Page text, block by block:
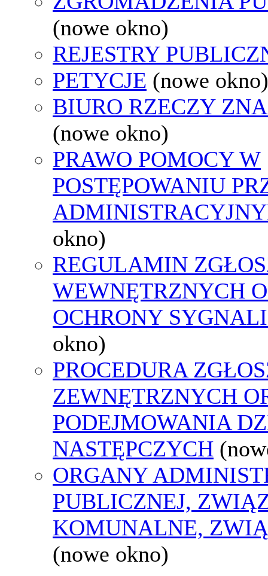
(nowe okno)
REJESTRY
PETYCJE (nowe okno)
BIURO RZECZY
(nowe okno)
PRAWO POMOCY W
POSTĘPOWANIU
okno)
REGULAMIN
WEWNĘTRZNYCH
OCHRONY
okno)
PROCEDURA
ZEWNĘTRZNYCH
PODEJMOWANIA
NASTĘPCZYCH
ORGANY
PUBLICZNEJ,
KOMUNALNE,
(nowe okno)